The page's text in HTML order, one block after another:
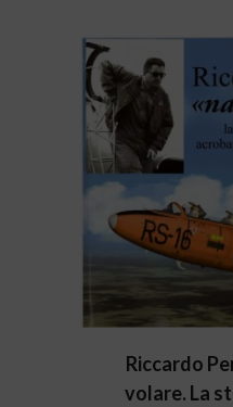
Riccardo
volare. La